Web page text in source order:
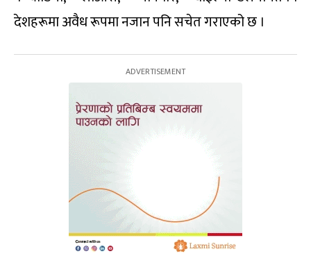
देशहरूमा अवैध रूपमा नजान पनि सचेत गराएको छ ।